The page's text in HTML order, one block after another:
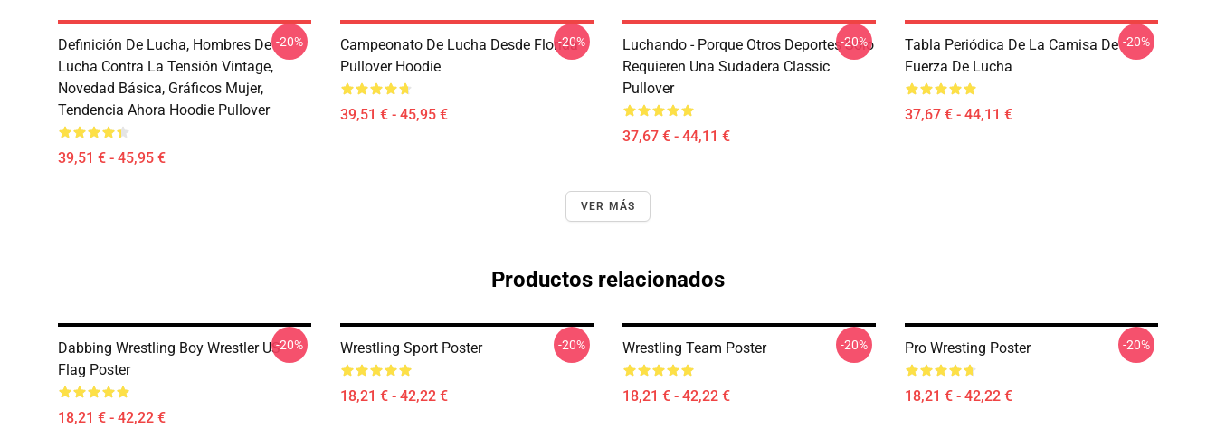
Definición De Lucha, Hombres De
Lucha Contra La Tensión Vintage,
Novedad Básica, Gráficos Mujer,
Tendencia Ahora Hoodie Pullover
39,51 € - 45,95 €
-20%
Campeonato De Lucha Desde Florida
Pullover Hoodie
39,51 € - 45,95 €
-20%
Luchando - Porque Otros Deportes Sólo
Requieren Una Sudadera Classic
Pullover
37,67 € - 44,11 €
-20%
Tabla Periódica De La Camisa De
Fuerza De Lucha
37,67 € - 44,11 €
-20%
VER MÁS
Productos relacionados
Dabbing Wrestling Boy Wrestler US
Flag Poster
18,21 € - 42,22 €
-20% Wrestling Sport Poster
18,21 € - 42,22 €
-20% Wrestling Team Poster
18,21 € - 42,22 €
-20% Pro Wresting Poster
18,21 € - 42,22 €
-20%